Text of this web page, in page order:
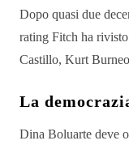
Dopo quasi due
rating Fitch ha
Castillo, Kurt
La
Dina Boluarte deve